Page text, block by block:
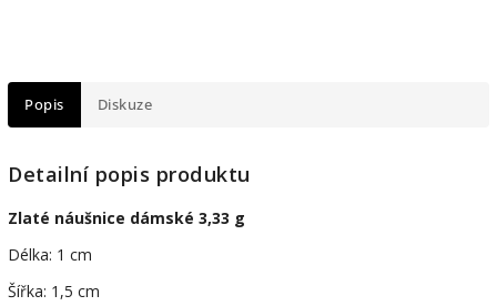
Popis Diskuze
Detailní popis produktu
Zlaté náušnice dámské 3,33 g
Délka: 1 cm
Šířka: 1,5 cm